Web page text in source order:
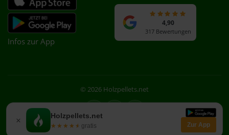
× Holzpellets.net
★★★★★
★★★★★ gratis Zur App
Infos zur App
4,90
317 Bewertungen
© 2026 Holzpellets.net
Facebook